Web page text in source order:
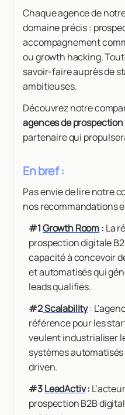
Chaque agence de
domaine précis :
accompagnement
ou growth hacking.
savoir-faire auprès de
ambitieuses.
Découvrez notre
agences de
partenaire qui
En bref :
Pas envie de lire notre
nos recommandations
#1Growth Room: La
prospection digitale
capacité à concevoir
et automatisés qui
leads qualifiés.
#2Scalability:
référence pour les
veulent industrialiser
systèmes
driven.
#3LeadActiv:
prospection B2B